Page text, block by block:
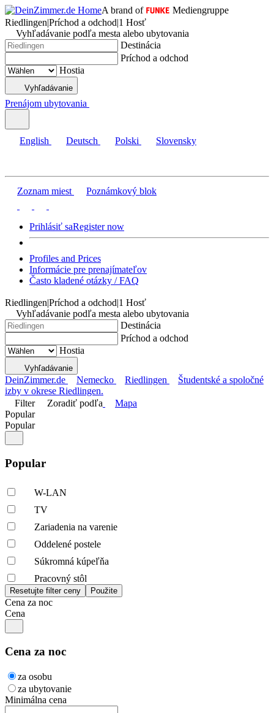
A brand of
Mediengruppe
Riedlingen|Príchod a odchod|1 Hosť
Vyhľadávanie podľa mesta alebo ubytovania
Destinácia
Príchod a odchod
Hostia
Vyhľadávanie
Prenájom ubytovania
English Deutsch Polski Slovensky
Zoznam miest Poznámkový blok
Prihlásiť saRegister now
Profiles and Prices
Informácie pre prenajímateľov
Často kladené otázky / FAQ
Riedlingen|Príchod a odchod|1 Hosť
Vyhľadávanie podľa mesta alebo ubytovania
Destinácia
Príchod a odchod
Hostia
Vyhľadávanie
DeinZimmer.de Nemecko Riedlingen
Študentské a spoločné
izby v okrese Riedlingen.
Filter
Zoradiť podľa
Mapa
Popular
Popular
Popular
W-LAN
TV
Zariadenia na varenie
Oddelené postele
Súkromná kúpeľňa
Pracovný stôl
Cena za noc
Cena
Cena za noc
za osobu
za ubytovanie
Minimálna cena